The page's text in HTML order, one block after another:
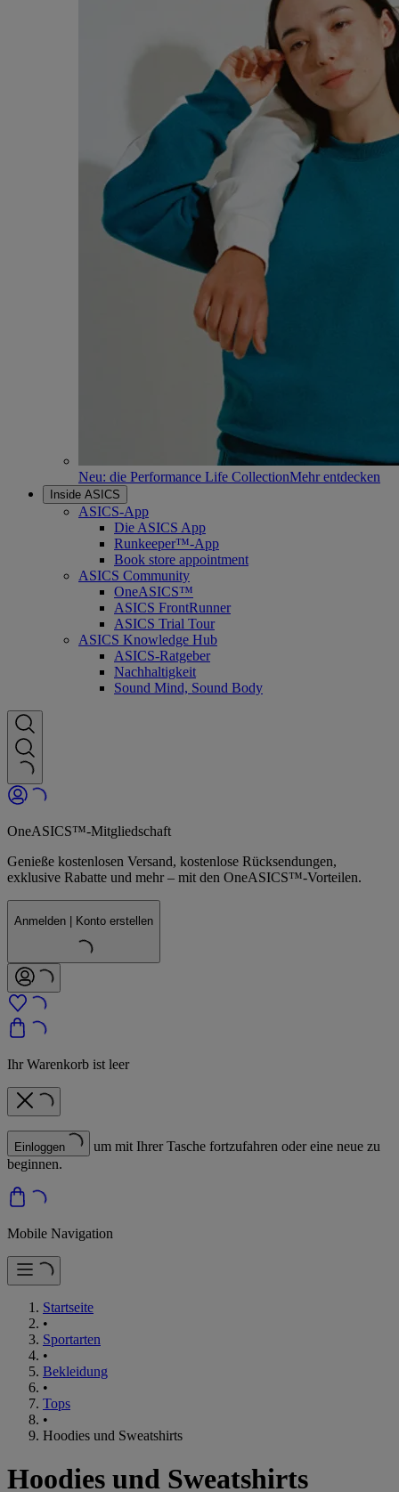
Neu: die Performance Life CollectionMehr entdecken
Inside ASICS
ASICS-App
Die ASICS App
Runkeeper™-App
Book store appointment
ASICS Community
OneASICS™
ASICS FrontRunner
ASICS Trial Tour
ASICS Knowledge Hub
ASICS-Ratgeber
Nachhaltigkeit
Sound Mind, Sound Body
OneASICS™-Mitgliedschaft
Genieße kostenlosen Versand, kostenlose Rücksendungen,
exklusive Rabatte und mehr – mit den OneASICS™-Vorteilen.
Anmelden | Konto erstellen
Ihr Warenkorb ist leer
Einloggen
um mit Ihrer Tasche fortzufahren oder eine neue zu
beginnen.
Mobile Navigation
Startseite
•
Sportarten
•
Bekleidung
•
Tops
•
Hoodies und Sweatshirts
Hoodies und Sweatshirts